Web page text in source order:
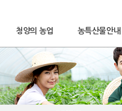
청양의 농업 농특산물안내